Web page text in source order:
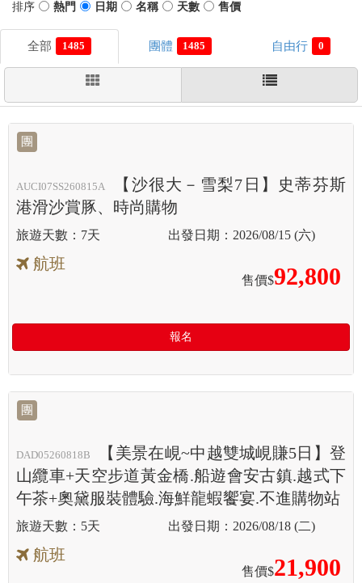
1485 1485 0
團
AUCI07SS260815A
【沙很大－雪梨7日】史蒂芬斯
港滑沙賞豚、時尚購物
7天 2026/08/15 (六)
航班
售價$92,800
報名
團
DAD05260818B
【美景在峴~中越雙城峴賺5日】登
山纜車+天空步道黃金橋.船遊會安古鎮.越式下
午茶+奧黛服裝體驗.海鮮龍蝦饗宴.不進購物站
5天 2026/08/18 (二)
航班
售價$21,900